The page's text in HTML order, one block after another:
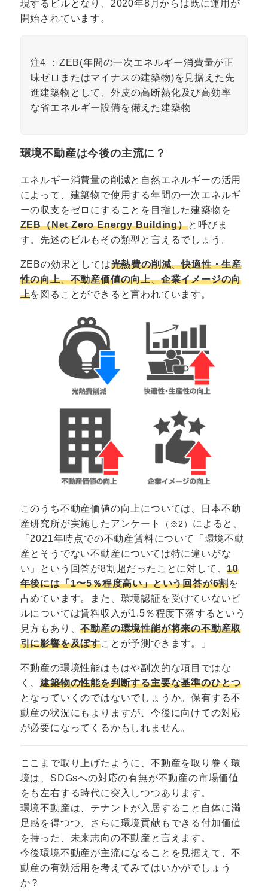
現するビルとなり、2020年8月からは既に運用が
開始されています。
注4 ：ZEB(年間の一次エネルギー消費量が正
味ゼロまたはマイナスの建築物)を見据えた先
進建築物として、外皮の高断熱化及び高効率
な省エネルギー設備を備えた建築物
環境不動産は今後の主流に？
エネルギー消費量の削減と自然エネルギーの活用
によって、建築物で使用する年間の一次エネルギ
ーの収支をゼロにすることを目指した建築物を
ZEB（Net Zero Energy Building）と呼びま
す。先述のビルもその類型と言えるでしょう。
ZEBの効果としては光熱費の削減、快適性・生産
性の向上、不動産価値の向上、企業イメージの向
上を図ることができると言われています。
このうち不動産価値の向上については、
日本不動
産研究所が実施したアンケート （※2） によると、
2021年時点での不動産賃料について「環境不動
産とそうでない不動産については特に違いがな
い」という回答が8割超だったことに対して、10
年後には「1〜5％程度高い」という回答が6割を
占めています。また、環境認証を受けていないビ
ルについては賃料収入が1.5％程度下落するという
見方もあり、不動産の環境性能が将来の不動産取
引に影響を及ぼすことが予測できます。
不動産の環境性能はもはや副次的な項目ではな
く、建築物の性能を判断する主要な基準のひとつ
となっていくのではないでしょうか。保有する不
動産の状況にもよりますが、今後に向けての対応
が必要になってくるかもしれません。
ここまで取り上げたように、不動産を取り巻く環
境は、SDGsへの対応の有無が不動産の市場価値
をも左右する時代に突入しつつあります。
環境不動産は、テナントが入居すること自体に満
足感を得つつ、さらに環境貢献もできる付加価値
を持った、未来志向の不動産と言えます。
今後環境不動産が主流になることを見据えて、不
動産の有効活用を考えてみてはいかがでしょう
か？